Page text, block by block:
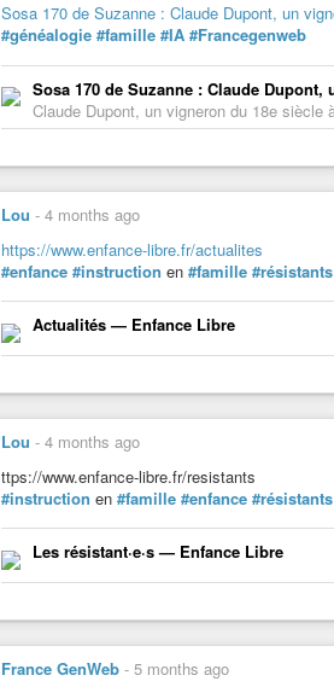
Sosa 170 de Suzanne : Claude Dupont, un
#généalogie #famille #IA #Francegenweb
Sosa 170 de Suzanne : Claude
Claude Dupont, un vigneron du 18e
Lou - 4 months ago
https://www.enfance-libre.fr/actualites
#enfance #instruction en #famille #résistants
Actualités — Enfance Libre
Lou - 4 months ago
ttps://www.enfance-libre.fr/resistants
#instruction en #famille #enfance #résistants
Les résistant·e·s — Enfance Libre
France GenWeb - 5 months ago